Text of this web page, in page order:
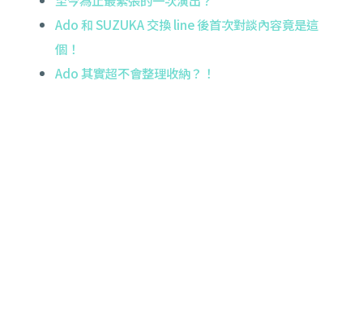
Ado 和 SUZUKA 交換 line 後首次對談內容竟是這
個！
Ado 其實超不會整理收納？！